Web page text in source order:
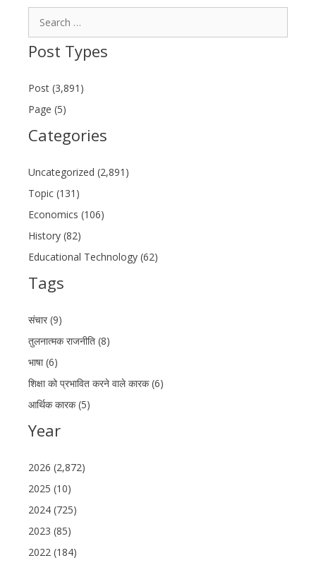
Post Types
Post (3,891)
Page (5)
Categories
Uncategorized (2,891)
Topic (131)
Economics (106)
History (82)
Educational Technology (62)
Tags
संचार (9)
तुलनात्मक राजनीति (8)
भाषा (6)
शिक्षा को प्रभावित करने वाले कारक (6)
आर्थिक कारक (5)
Year
2026 (2,872)
2025 (10)
2024 (725)
2023 (85)
2022 (184)